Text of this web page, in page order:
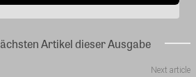
Artikel dieser Ausgabe
Next article